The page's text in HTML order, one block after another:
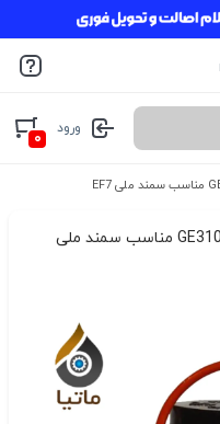
ورود
۰
فیلتر روغن خودرو بهران فیلتر مدل GE3103 مناسب سمند ملی